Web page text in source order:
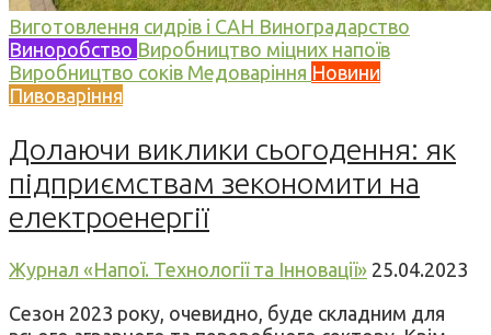
Виготовлення сидрів і САН Виноградарство
Виноробство Виробництво міцних напоїв
Виробництво соків Медоваріння Новини
Пивоваріння
Долаючи виклики сьогодення: як
підприємствам зекономити на
електроенергії
Журнал «Напої. Технології та Інновації» 25.04.2023
Сезон 2023 року, очевидно, буде складним для